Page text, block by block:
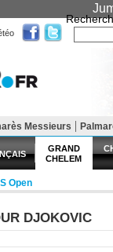
Santé Forme
GRAND
CHELEM
Open
Messieurs
DJOKOVIC